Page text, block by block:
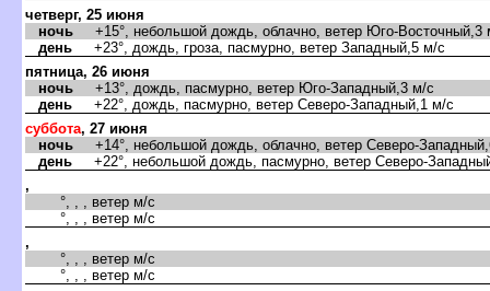
четверг, 25 июня
ночь +15°, небольшой дождь, облачно, ветер Юго-Восточный,3
день +23°, дождь, гроза, пасмурно, ветер Западный,5 м/с
пятница, 26 июня
ночь +13°, дождь, пасмурно, ветер Юго-Западный,3 м/с
день +22°, дождь, пасмурно, ветер Северо-Западный,1 м/с
суббота, 27 июня
ночь +14°, небольшой дождь, облачно, ветер Северо-
день +22°, небольшой дождь, пасмурно, ветер Северо-
,
°, , , ветер м/с
°, , , ветер м/с
,
°, , , ветер м/с
°, , , ветер м/с